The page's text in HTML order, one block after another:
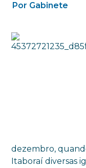
Por Gabinete
dezembro,
Itaboraí diversas